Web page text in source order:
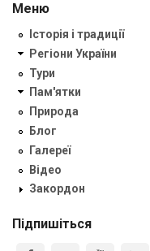
Меню
Історія і традиції
Регіони України
Тури
Пам'ятки
Природа
Блог
Галереї
Відео
Закордон
Підпишіться